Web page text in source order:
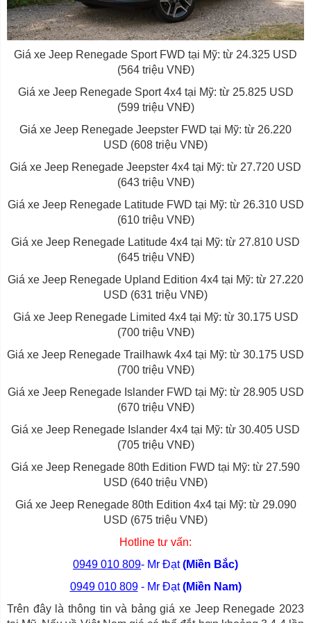
Giá xe Jeep Renegade Sport FWD tại Mỹ: từ 24.325 USD
(564 triệu VNĐ)
Giá xe Jeep Renegade Sport 4x4 tại Mỹ: từ 25.825 USD
(599 triệu VNĐ)
Giá xe Jeep Renegade Jeepster FWD tại Mỹ: từ 26.220
USD (608 triệu VNĐ)
Giá xe Jeep Renegade Jeepster 4x4 tại Mỹ: từ 27.720 USD
(643 triệu VNĐ)
Giá xe Jeep Renegade Latitude FWD tại Mỹ: từ 26.310 USD
(610 triệu VNĐ)
Giá xe Jeep Renegade Latitude 4x4 tại Mỹ: từ 27.810 USD
(645 triệu VNĐ)
Giá xe Jeep Renegade Upland Edition 4x4 tại Mỹ: từ 27.220
USD (631 triệu VNĐ)
Giá xe Jeep Renegade Limited 4x4 tại Mỹ: từ 30.175 USD
(700 triệu VNĐ)
Giá xe Jeep Renegade Trailhawk 4x4 tại Mỹ: từ 30.175 USD
(700 triệu VNĐ)
Giá xe Jeep Renegade Islander FWD tại Mỹ: từ 28.905 USD
(670 triệu VNĐ)
Giá xe Jeep Renegade Islander 4x4 tại Mỹ: từ 30.405 USD
(705 triệu VNĐ)
Giá xe Jeep Renegade 80th Edition FWD tại Mỹ: từ 27.590
USD (640 triệu VNĐ)
Giá xe Jeep Renegade 80th Edition 4x4 tại Mỹ: từ 29.090
USD (675 triệu VNĐ)
Hotline tư vấn:
0949 010 809- Mr Đạt(Miền Bắc)
0949 010 809 - Mr Đạt(Miền Nam)
Trên đây là thông tin và bảng giá xe Jeep Renegade 2023